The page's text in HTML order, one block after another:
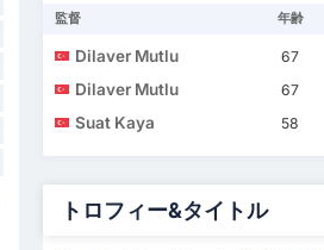
監督 年齢
Dilaver Mutlu 67
Dilaver Mutlu 67
Suat Kaya 58
トロフィー&タイトル